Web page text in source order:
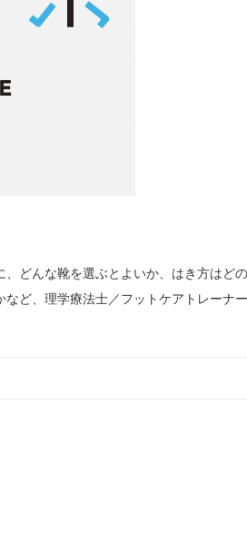
どんな靴を選ぶとよいか、はき方はど
ど、理学療法士／フットケアトレーナー